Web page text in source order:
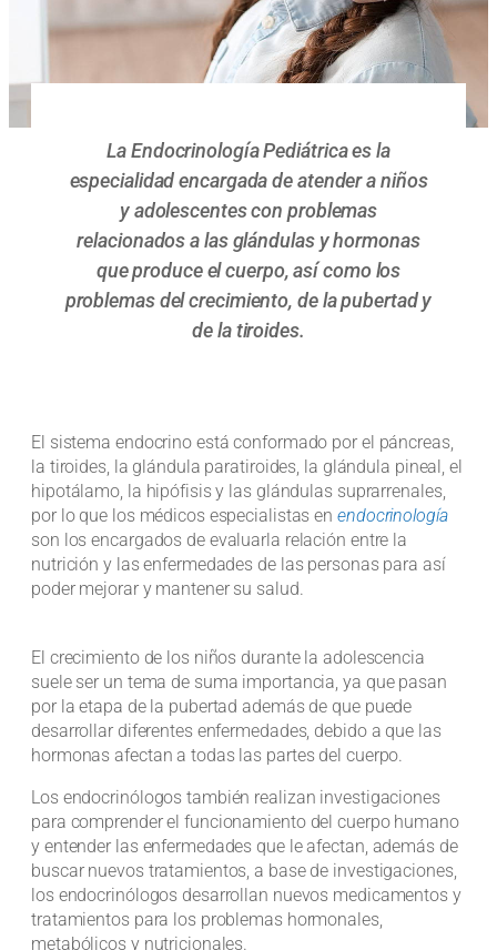
La Endocrinología Pediátrica es la
especialidad encargada de atender a niños
y adolescentes con problemas
relacionados a las glándulas y hormonas
que produce el cuerpo, así como los
problemas del crecimiento, de la pubertad y
de la tiroides.
El sistema endocrino está conformado por el páncreas,
la tiroides, la glándula paratiroides, la glándula pineal, el
hipotálamo, la hipófisis y las glándulas suprarrenales,
por lo que los médicos especialistas en endocrinología
son los encargados de evaluarla relación entre la
nutrición y las enfermedades de las personas para así
poder mejorar y mantener su salud.
El crecimiento de los niños durante la adolescencia
suele ser un tema de suma importancia, ya que pasan
por la etapa de la pubertad además de que puede
desarrollar diferentes enfermedades, debido a que las
hormonas afectan a todas las partes del cuerpo.
Los endocrinólogos también realizan investigaciones
para comprender el funcionamiento del cuerpo humano
y entender las enfermedades que le afectan, además de
buscar nuevos tratamientos, a base de investigaciones,
los endocrinólogos desarrollan nuevos medicamentos y
tratamientos para los problemas hormonales,
metabólicos y nutricionales.